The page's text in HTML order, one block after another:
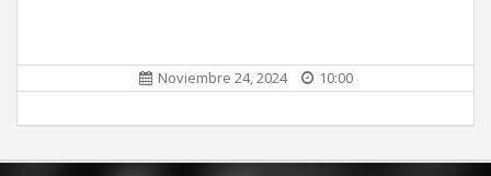
Noviembre 24, 2024 10:00